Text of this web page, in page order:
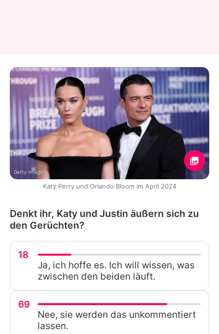
Getty Images
Katy Perry und Orlando Bloom im April 2024
Denkt ihr, Katy und Justin äußern sich zu
den Gerüchten?
18
Ja, ich hoffe es. Ich will wissen, was
zwischen den beiden läuft.
69
Nee, sie werden das unkommentiert
lassen.